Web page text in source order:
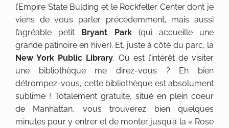
l’Empire State Bulding et le Rockfeller Center dont je
viens de vous parler précédemment, mais aussi
l’agréable petit
Bryant Park(qui accueille une
grande patinoire en hiver). Et, juste à côté du parc, la
New York Public Library. Où est l’intérêt de visiter
une bibliothèque me direz-vous ? Eh bien
détrompez-vous, cette bibliothèque est absolument
sublime ! Totalement gratuite, situé en plein coeur
de Manhattan, vous trouverez bien quelques
minutes pour y entrer et de monter jusqu’à la « Rose